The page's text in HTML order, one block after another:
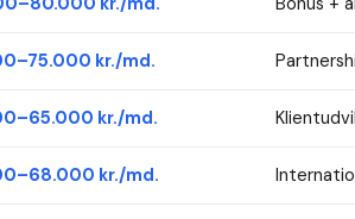
kr./md.
kr./md.
kr./md.